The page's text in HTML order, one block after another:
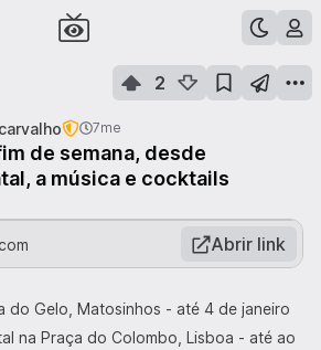
2
7me
de semana, desde
a música e cocktails
Abrir link
do Gelo, Matosinhos - até 4 de janeiro
na Praça do Colombo, Lisboa - até ao